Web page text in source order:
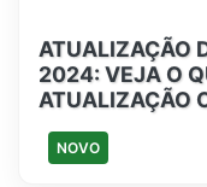
ATUALIZAÇÃO
2024: VEJA O
ATUALIZAÇÃO
NOVO